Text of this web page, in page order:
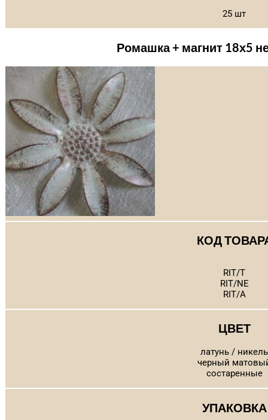
25 шт
Ромашка + магнит 18х5
КОД
RIT/T
RIT/NE
RIT/A
ЦВЕТ
латунь / никель
черный
состаренные
УПАКОВКА